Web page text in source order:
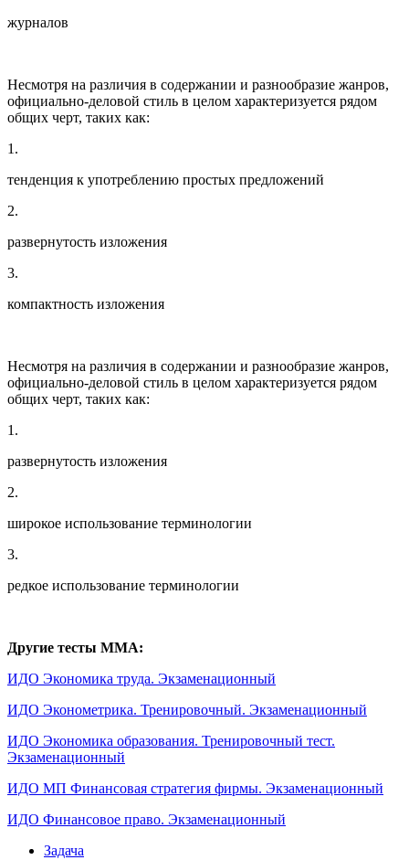
журналов
Несмотря на различия в содержании и разнообразие жанров,
официально-деловой стиль в целом характеризуется рядом
общих черт, таких как:
1.
тенденция к употреблению простых предложений
2.
развернутость изложения
3.
компактность изложения
Несмотря на различия в содержании и разнообразие жанров,
официально-деловой стиль в целом характеризуется рядом
общих черт, таких как:
1.
развернутость изложения
2.
широкое использование терминологии
3.
редкое использование терминологии
Другие тесты ММА:
ИДО Экономика труда. Экзаменационный
ИДО Эконометрика. Тренировочный. Экзаменационный
ИДО Экономика образования. Тренировочный тест.
Экзаменационный
ИДО МП Финансовая стратегия фирмы. Экзаменационный
ИДО Финансовое право. Экзаменационный
Задача